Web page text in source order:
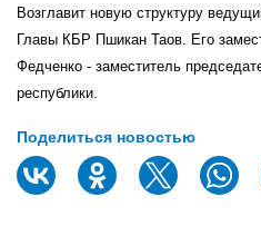
Возглавит новую структуру
Главы КБР Пшикан Таов. Его
Федченко - заместитель
республики.
Поделиться новостью